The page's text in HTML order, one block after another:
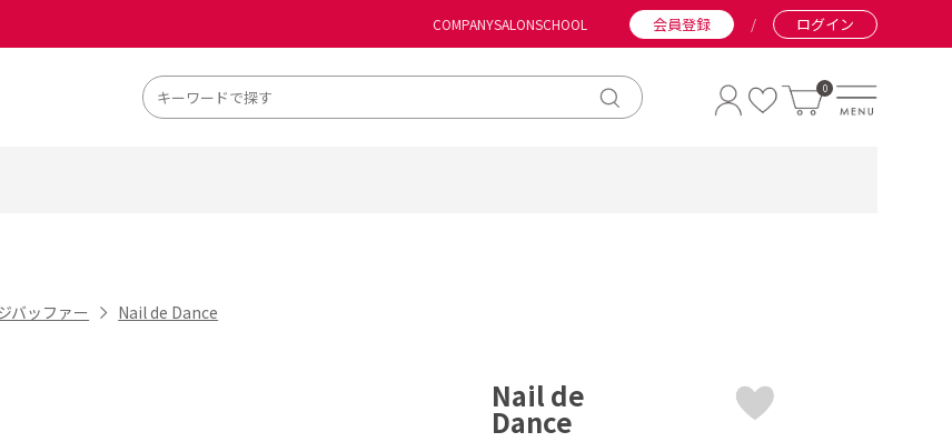
COMPANYSALONSCHOOL 会員登録 / ログイン
0
バッファー Nail de Dance
Nail de
Dance